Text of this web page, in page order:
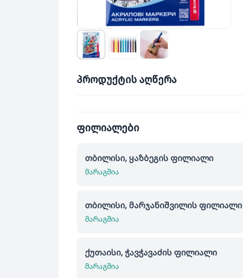
პროდუქტის აღწერა
ფილიალები
თბილისი, ყაზბეგის ფილიალი
მარაგშია
თბილისი, მარჯანიშვილის ფილიალი
მარაგშია
ქუთაისი, ჭავჭავაძის ფილიალი
მარაგშია